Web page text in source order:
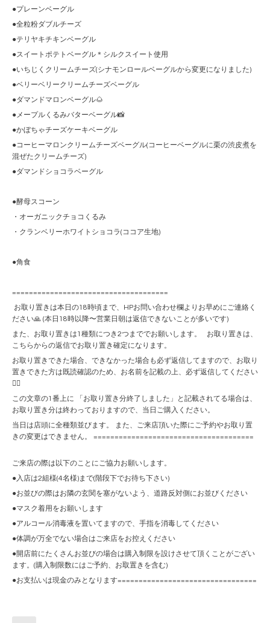
●プレーンベーグル
●全粒粉ダブルチーズ
●テリヤキチキンベーグル
●スイートポテトベーグル＊シルクスイート使用
●いちじくクリームチーズ(シナモンロールベーグルから変更になりました)
●ベリーベリークリームチーズベーグル
●ダマンドマロンベーグル🌰
●メープルくるみバターベーグル📸
●かぼちゃチーズケーキベーグル
●コーヒーマロンクリームチーズベーグル(コーヒーベーグルに栗の渋皮煮を
混ぜたクリームチーズ)
●ダマンドショコラベーグル
●酵母スコーン
・オーガニックチョコくるみ
・クランベリーホワイトショコラ(ココア生地)
●角食
=====================================
お取り置きは本日の18時頃まで、HPお問い合わせ欄よりお早めにご連絡く
ださい🙏 (本日18時以降〜営業日朝は返信できないことが多いです)
また、お取り置きは1種類につき2つまででお願いします。 お取り置きは、
こちらからの返信でお取り置き確定になります。
お取り置きできた場合、できなかった場合も必ず返信してますので、お取り
置きできた方は既読確認のため、お名前を記載の上、必ず返信してください
🙇‍♀️
この文章の1番上に 「お取り置き分終了しました」と記載されてる場合は、
お取り置き分は終わっておりますので、当日ご購入ください。
当日は店頭に全種類並びます。 また、ご来店頂いた際にご予約やお取り置
きの変更はできません。 ======================================
ご来店の際は以下のことにご協力お願いします。
●入店は2組様(4名様)まで(階段下でお待ち下さい)
●お並びの際はお隣の玄関を塞がないよう、道路反対側にお並びください
●マスク着用をお願いします
●アルコール消毒液を置いてますので、手指を消毒してください
●体調が万全でない場合はご来店をお控えください
●開店前にたくさんお並びの場合は購入制限を設けさせて頂くことがござい
ます。(購入制限数にはご予約、お取置きを含む)
●お支払いは現金のみとなります=================================